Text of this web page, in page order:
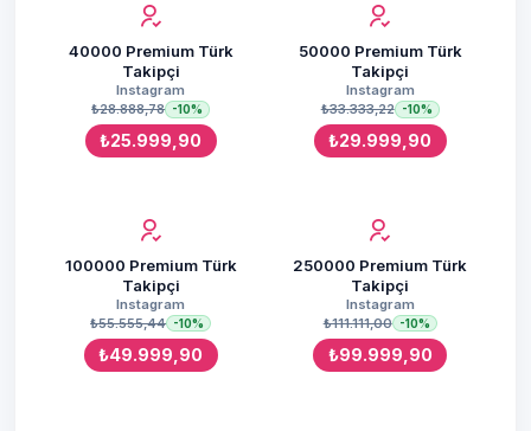
40000 Premium Türk
Takipçi
Instagram
₺28.888,78 -10%
₺25.999,90
50000 Premium Türk
Takipçi
Instagram
₺33.333,22
-10%
₺29.999,90
100000 Premium Türk
Takipçi
Instagram
₺55.555,44 -10%
₺49.999,90
250000 Premium Türk
Takipçi
Instagram
₺111.111,00
-10%
₺99.999,90